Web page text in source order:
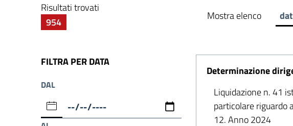
Risultati trovati
954
Mostra elenco
FILTRA PER DATA
DAL
Determinazione
Liquidazione n. 41
particolare riguardo
12. Anno 2024